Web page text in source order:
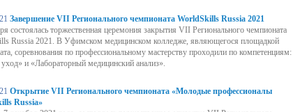
Завершение VII Регионального чемпионата WorldSkills Russia 2021
состоялась торжественная церемония закрытия VII Регионального чемпионата
Russia 2021. В Уфимском медицинском колледже, являющегося площадкой
соревнования по профессиональному мастерству проходили по компетенциям:
и «Лабораторный медицинский анализ».
Открытие VII Регионального чемпионата «Молодые профессионалы
Russia»